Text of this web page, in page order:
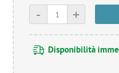
+
-
Disponibilità